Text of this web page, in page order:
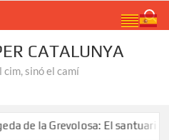
CATALUNYA
sinó el camí
de la Grevolosa: El santuari dels